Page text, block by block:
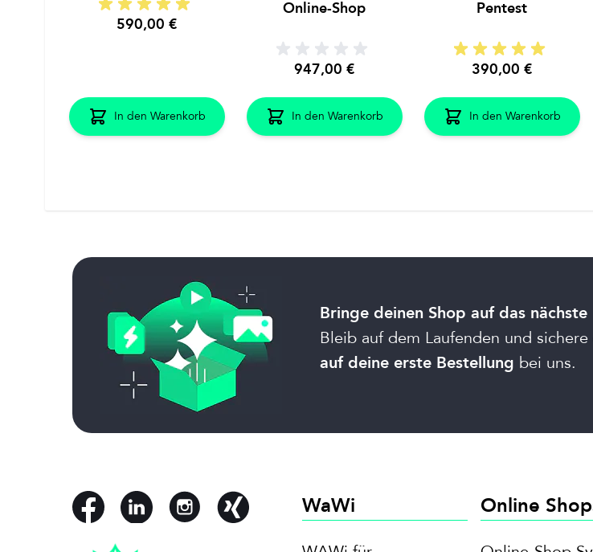
590,00 €
In den Warenkorb
Online-Shop
947,00 €
In den Warenkorb
Pentest
390,00 €
In den Warenkorb
Bringe deinen Shop auf das nächste
Bleib auf dem Laufenden und
auf deine erste Bestellung bei uns.
WaWi Online